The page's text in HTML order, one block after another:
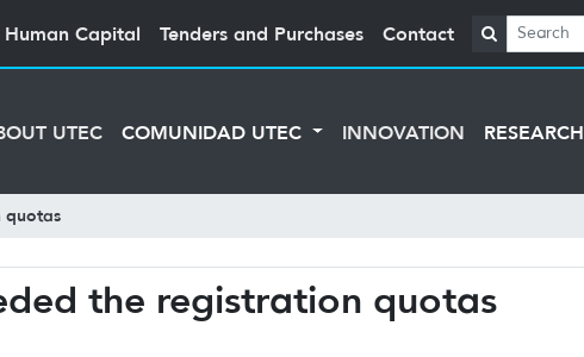
Human Capital Tenders and Purchases Contact
UTEC COMUNIDAD UTEC INNOVATION RESEARCH
quotas
the registration quotas